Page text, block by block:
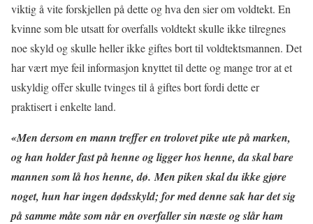
viktig å vite forskjellen på dette og hva den sier om voldtekt. En
kvinne som ble utsatt for overfalls voldtekt skulle ikke tilregnes
noe skyld og skulle heller ikke giftes bort til voldtektsmannen. Det
har vært mye feil informasjon knyttet til dette og mange tror at et
uskyldig offer skulle tvinges til å giftes bort fordi dette er
praktisert i enkelte land.
«Men dersom en mann treffer en trolovet pike ute på marken,
og han holder fast på henne og ligger hos henne, da skal bare
mannen som lå hos henne, dø. Men piken skal du ikke gjøre
noget, hun har ingen dødsskyld; for med denne sak har det sig
på samme måte som når en overfaller sin næste og slår ham